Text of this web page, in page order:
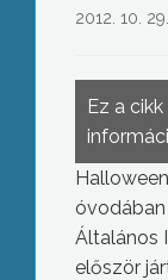
2012. 10. 29.
Ez a
Általános
először